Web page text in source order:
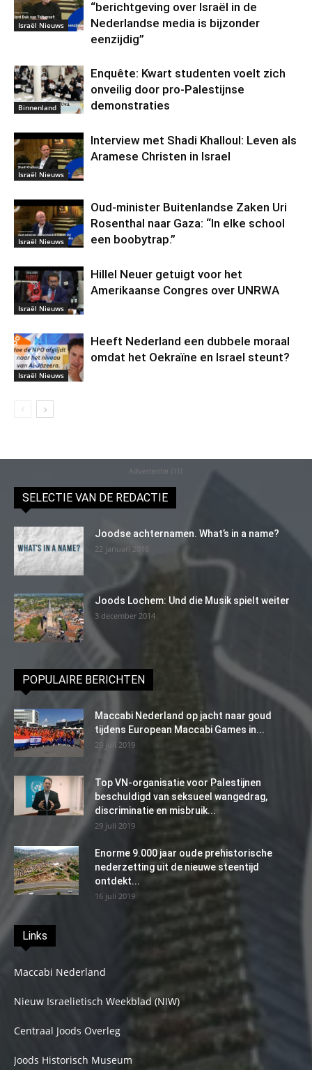
Israël Nieuws
“berichtgeving over Israël in de
Nederlandse media is bijzonder
eenzijdig”
Binnenland
Enquête: Kwart studenten voelt zich
onveilig door pro-Palestijnse
demonstraties
Israël Nieuws
Interview met Shadi Khalloul: Leven als
Aramese Christen in Israel
Israël Nieuws
Oud-minister Buitenlandse Zaken Uri
Rosenthal naar Gaza: “In elke school
een boobytrap.”
Israël Nieuws
Hillel Neuer getuigt voor het
Amerikaanse Congres over UNRWA
Israël Nieuws
Heeft Nederland een dubbele moraal
omdat het Oekraïne en Israel steunt?
Advertentie (11)
SELECTIE VAN DE REDACTIE
Joodse achternamen. What’s in a name?
22 januari 2016
Joods Lochem: Und die Musik spielt weiter
3 december 2014
POPULAIRE BERICHTEN
Maccabi Nederland op jacht naar goud
tijdens European Maccabi Games in...
29 juli 2019
Top VN-organisatie voor Palestijnen
beschuldigd van seksueel wangedrag,
discriminatie en misbruik...
29 juli 2019
Enorme 9.000 jaar oude prehistorische
nederzetting uit de nieuwe steentijd
ontdekt...
16 juli 2019
Links
Maccabi Nederland
Nieuw Israelietisch Weekblad (NIW)
Centraal Joods Overleg
Joods Historisch Museum